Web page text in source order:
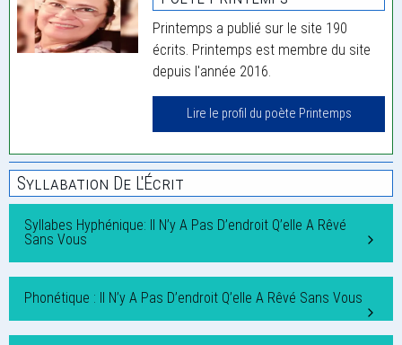
Printemps a publié sur le site 190
écrits. Printemps est membre du site
depuis l'année 2016.
Lire le profil du poète Printemps
Syllabation De L'Écrit
Syllabes Hyphénique: Il N’y A Pas D’endroit Q’elle A Rêvé
Sans Vous
Phonétique : Il N’y A Pas D’endroit Q’elle A Rêvé Sans Vous